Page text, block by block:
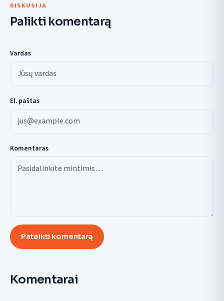
DISKUSIJA
Palikti komentarą
Vardas
El. paštas
Komentaras
Pateikti komentarą
Komentarai